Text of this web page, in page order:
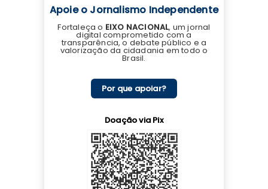
Apoie o Jornalismo Independente
Fortaleça o EIXO NACIONAL, um jornal
digital comprometido com a
transparência, o debate público e a
valorização da cidadania em todo o
Brasil.
Por que apoiar?
Doação via Pix